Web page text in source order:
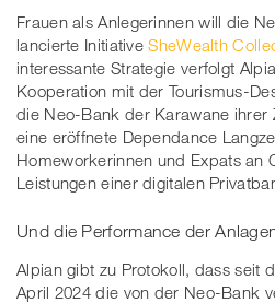
Frauen als Anlegerinnen will die
lancierte InitiativeSheWealth
interessante Strategie verfolgt
Kooperation mit der Tourismus-
die Neo-Bank der Karawane
eine eröffnete Dependance
Homeworkerinnen und Expats an
Leistungen einer digitalen
Und die Performance der
Alpian gibt zu Protokoll, dass seit
April 2024 die von der Neo-Bank